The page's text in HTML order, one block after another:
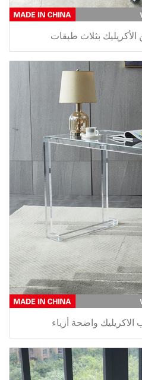
بثلاث طبقات
واضحة أزياء